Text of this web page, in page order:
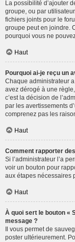
La possibilité d’ajouter
groupe, ou par
fichiers joints pour le
groupe peut en joindre.
pourquoi vous ne
Haut
Pourquoi ai-je reçu un
Chaque administrateur
avez dérogé à une
c’est la décision de
par les avertissements
comprenez pas les
Haut
Comment rapporter
Si l’administrateur l’a
voir un bouton pour
aux étapes nécessaires
Haut
À quoi sert le bouton «
message ?
Il vous permet de
poster ultérieurement.